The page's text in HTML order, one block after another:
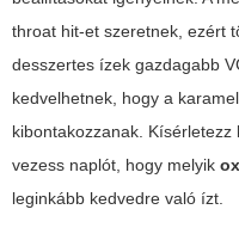
throat hit-et szeretnek, ezért
desszertes ízek gazdagabb
kedvelhetnek, hogy a
kibontakozzanak.
vezess naplót, hogy melyik
leginkább kedvedre való ízt.